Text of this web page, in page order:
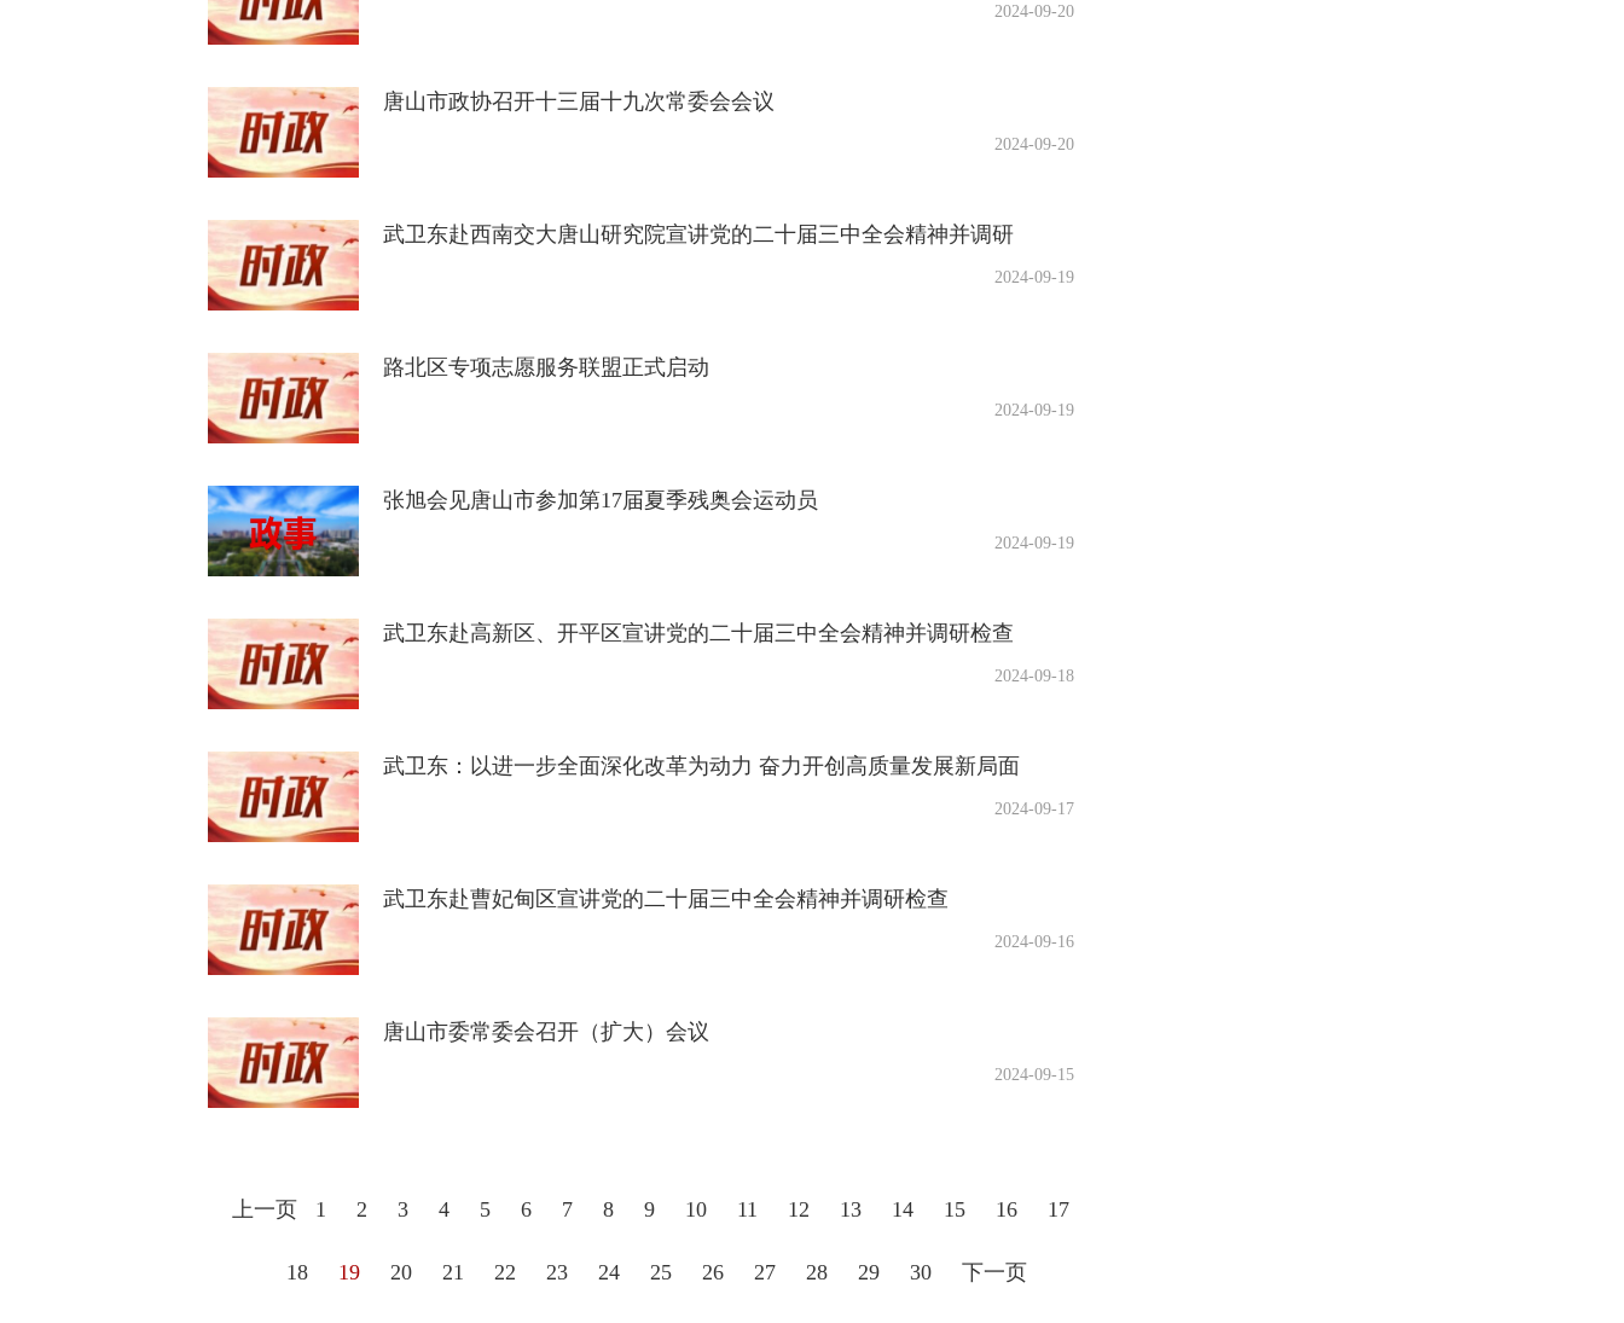
2024-09-20
唐山市政协召开十三届十九次常委会会议
2024-09-20
武卫东赴西南交大唐山研究院宣讲党的二十届三中全会精神并调研
2024-09-19
路北区专项志愿服务联盟正式启动
2024-09-19
张旭会见唐山市参加第17届夏季残奥会运动员
2024-09-19
武卫东赴高新区、开平区宣讲党的二十届三中全会精神并调研检查
2024-09-18
武卫东：以进一步全面深化改革为动力 奋力开创高质量发展新局面
2024-09-17
武卫东赴曹妃甸区宣讲党的二十届三中全会精神并调研检查
2024-09-16
唐山市委常委会召开（扩大）会议
2024-09-15
上一页 1 2 3 4 5 6 7 8 9 10 11 12 13 14 15 16 17
18 19 20 21 22 23 24 25 26 27 28 29 30 下一页